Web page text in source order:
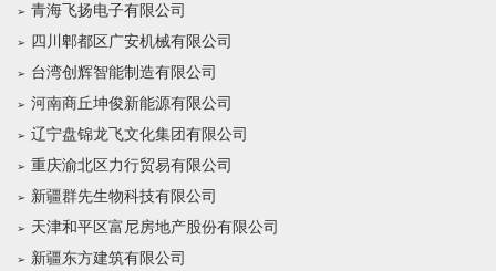
青海飞扬电子有限公司
四川郫都区广安机械有限公司
台湾创辉智能制造有限公司
河南商丘坤俊新能源有限公司
辽宁盘锦龙飞文化集团有限公司
重庆渝北区力行贸易有限公司
新疆群先生物科技有限公司
天津和平区富尼房地产股份有限公司
新疆东方建筑有限公司